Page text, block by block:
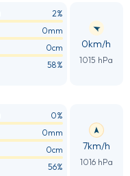
2%
0mm
0cm
58%
0km/h
1015 hPa
0%
0mm
0cm
56%
7km/h
1016 hPa